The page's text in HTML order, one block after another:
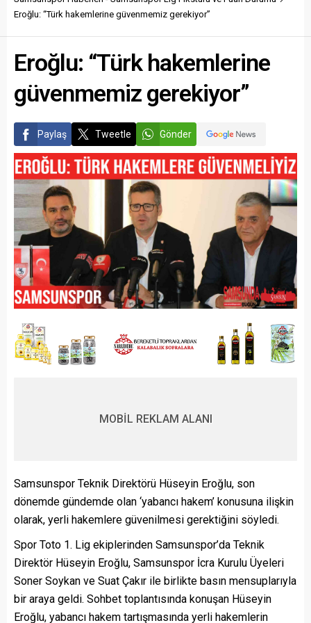
Eroğlu: “Türk hakemlerine güvenmemiz gerekiyor”
Eroğlu: “Türk hakemlerine
güvenmemiz gerekiyor”
Paylaş Tweetle Gönder
MOBİL REKLAM ALANI
Samsunspor Teknik Direktörü Hüseyin Eroğlu, son
dönemde gündemde olan ‘yabancı hakem’ konusuna ilişkin
olarak, yerli hakemlere güvenilmesi gerektiğini söyledi.
Spor Toto 1. Lig ekiplerinden Samsunspor’da Teknik
Direktör Hüseyin Eroğlu, Samsunspor İcra Kurulu Üyeleri
Soner Soykan ve Suat Çakır ile birlikte basın mensuplarıyla
bir araya geldi. Sohbet toplantısında konuşan Hüseyin
Eroğlu, yabancı hakem tartışmasında yerli hakemlerin